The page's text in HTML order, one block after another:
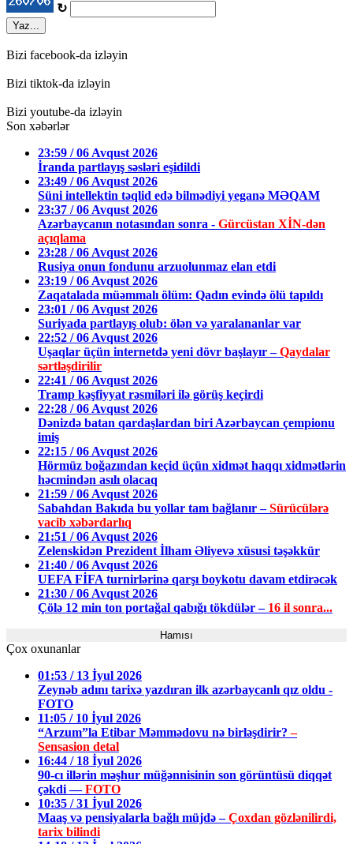
↻
Yaz...
Bizi facebook-da izləyin
Bizi tiktok-da izləyin
Bizi youtube-da izləyin
Son xəbərlər
23:59 / 06 Avqust 2026
İranda partlayış səsləri eşidildi
23:49 / 06 Avqust 2026
Süni intellektin təqlid edə bilmədiyi yeganə MƏQAM
23:37 / 06 Avqust 2026
Azərbaycanın notasından sonra - Gürcüstan XİN-dən
açıqlama
23:28 / 06 Avqust 2026
Rusiya onun fondunu arzuolunmaz elan etdi
23:19 / 06 Avqust 2026
Zaqatalada müəmmalı ölüm: Qadın evində ölü tapıldı
23:01 / 06 Avqust 2026
Suriyada partlayış olub: ölən və yaralananlar var
22:52 / 06 Avqust 2026
Uşaqlar üçün internetdə yeni dövr başlayır –Qaydalar
sərtləşdirilir
22:41 / 06 Avqust 2026
Tramp kəşfiyyat rəsmiləri ilə görüş keçirdi
22:28 / 06 Avqust 2026
Dənizdə batan qardaşlardan biri Azərbaycan çempionu
imiş
22:15 / 06 Avqust 2026
Hörmüz boğazından keçid üçün xidmət haqqı xidmətlərin
həcmindən asılı olacaq
21:59 / 06 Avqust 2026
Sabahdan Bakıda bu yollar tam bağlanır –Sürücülərə
vacib xəbərdarlıq
21:51 / 06 Avqust 2026
Zelenskidən Prezident İlham Əliyevə xüsusi təşəkkür
21:40 / 06 Avqust 2026
UEFA FİFA turnirlərinə qarşı boykotu davam etdirəcək
21:30 / 06 Avqust 2026
Çölə 12 min ton portağal qabığı tökdülər – 16 il sonra...
Hamısı
Çox oxunanlar
01:53 / 13 İyul 2026
Zeynəb adını tarixə yazdıran ilk azərbaycanlı qız oldu -
FOTO
11:05 / 10 İyul 2026
“Arzum”la Etibar Məmmədovu nə birləşdirir?–
Sensasion detal
16:44 / 18 İyul 2026
90-cı illərin məşhur müğənnisinin son görüntüsü diqqət
çəkdi —FOTO
10:35 / 31 İyul 2026
Maaş və pensiyalarla bağlı müjdə –Çoxdan gözlənilirdi,
tarix bilindi